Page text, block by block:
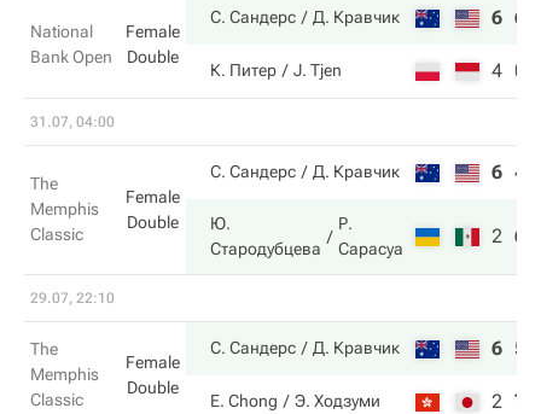
National
Bank Open
Female
Double
С. Сандерс Д. Кравчик 6 6
К. Питер J. Tjen 4 0
31.07, 04:00
The
Memphis
Classic
Female
Double
С. Сандерс Д. Кравчик 6 4
Ю.
Стародубцева
Р.
Сарасуа
2 6
29.07, 22:10
The
Memphis
Classic
Female
Double
С. Сандерс Д. Кравчик 6 5
E. Chong Э. Ходзуми 2 7